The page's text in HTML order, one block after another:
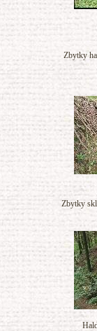
Zbytky
Zbytky